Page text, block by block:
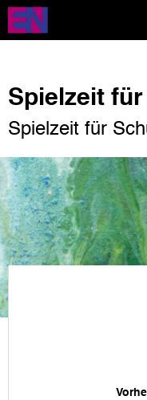
Direkt
zum
Inhalt
Spielzeit
Spielzeit für